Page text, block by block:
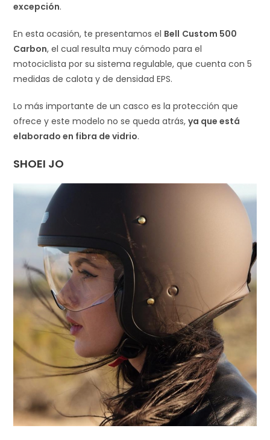
excepción.
En esta ocasión, te presentamos el Bell Custom 500
Carbon, el cual resulta muy cómodo para el
motociclista por su sistema regulable, que cuenta con 5
medidas de calota y de densidad EPS.
Lo más importante de un casco es la protección que
ofrece y este modelo no se queda atrás,ya que está
elaborado en fibra de vidrio.
SHOEI JO